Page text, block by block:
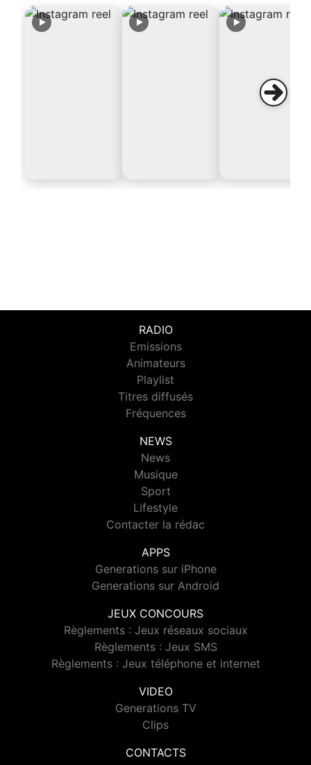
RADIO
Emissions
Animateurs
Playlist
Titres diffusés
Fréquences
NEWS
News
Musique
Sport
Lifestyle
Contacter la rédac
APPS
Generations sur iPhone
Generations sur Android
JEUX CONCOURS
Règlements : Jeux réseaux sociaux
Règlements : Jeux SMS
Règlements : Jeux téléphone et internet
VIDEO
Generations TV
Clips
CONTACTS